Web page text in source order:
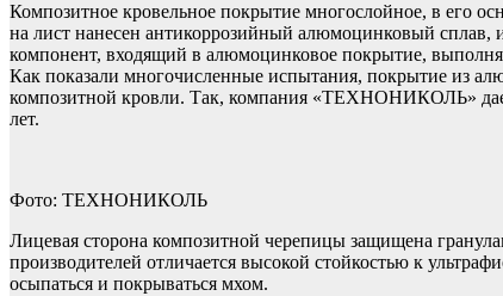
Композитное кровельное покрытие многослойное, в его
на лист нанесен антикоррозийный алюмоцинковый сплав,
компонент, входящий в алюмоцинковое покрытие,
Как показали многочисленные испытания, покрытие из
композитной кровли. Так, компания «ТЕХНОНИКОЛЬ»
лет.
Фото: ТЕХНОНИКОЛЬ
Лицевая сторона композитной черепицы защищена
производителей отличается высокой стойкостью к
осыпаться и покрываться мхом.